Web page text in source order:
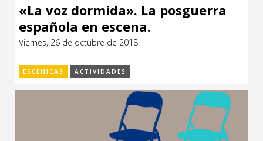
«La voz dormida». La posguerra
española en escena.
Viernes, 26 de octubre de 2018.
ESCÉNICAS ACTIVIDADES